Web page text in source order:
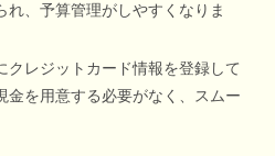
れ、予算管理がしやすくなりま
クレジットカード情報を登録して
金を用意する必要がなく、スムー